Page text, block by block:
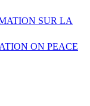
SUR LA
ON PEACE